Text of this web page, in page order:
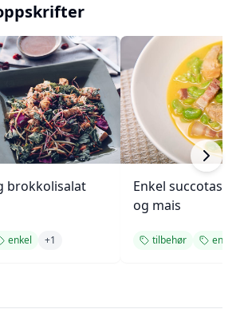
brokkolisalat
enkel +1
Enkel succotash
og mais
tilbehør enkel